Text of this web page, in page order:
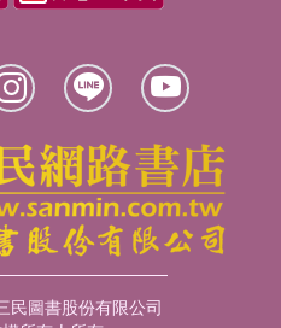
民圖書股份有限公司